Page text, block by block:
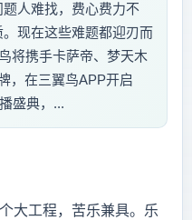
人难找，费心费力不
现在这些难题都迎刃而
将携手卡萨帝、梦天木
，在三翼鸟APP开启
盛典，...
大工程，苦乐兼具。乐